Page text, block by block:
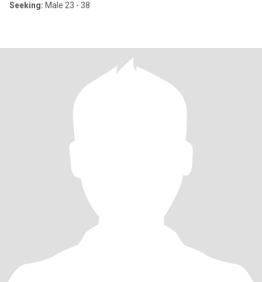
Seeking: Male 23 - 38